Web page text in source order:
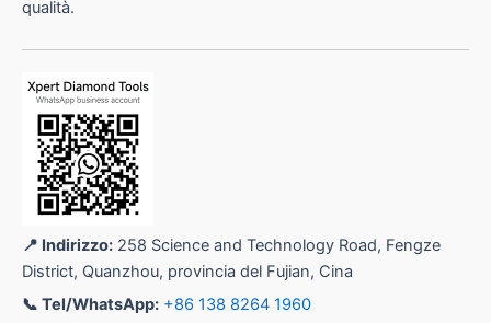
qualità.
📍 Indirizzo: 258 Science and Technology Road, Fengze
District, Quanzhou, provincia del Fujian, Cina
📞 Tel/WhatsApp: +86 138 8264 1960